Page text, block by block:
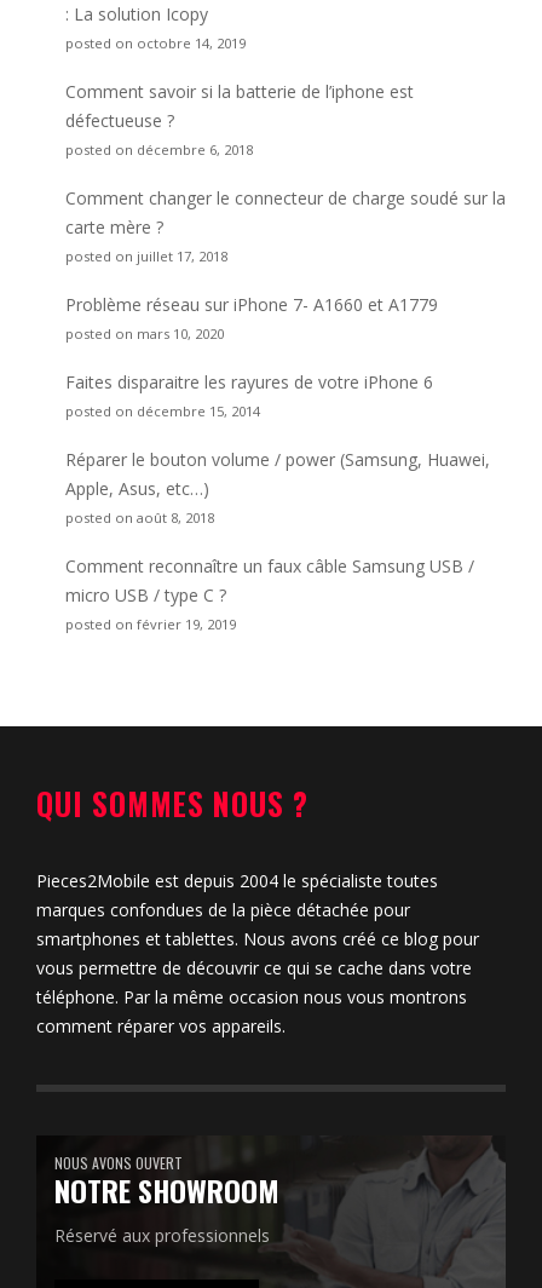
: La solution Icopy
posted on octobre 14, 2019
Comment savoir si la batterie de l’iphone est
défectueuse ?
posted on décembre 6, 2018
Comment changer le connecteur de charge soudé sur la
carte mère ?
posted on juillet 17, 2018
Problème réseau sur iPhone 7- A1660 et A1779
posted on mars 10, 2020
Faites disparaitre les rayures de votre iPhone 6
posted on décembre 15, 2014
Réparer le bouton volume / power (Samsung, Huawei,
Apple, Asus, etc…)
posted on août 8, 2018
Comment reconnaître un faux câble Samsung USB /
micro USB / type C ?
posted on février 19, 2019
QUI SOMMES NOUS ?
Pieces2Mobile est depuis 2004 le spécialiste toutes
marques confondues de la pièce détachée pour
smartphones et tablettes. Nous avons créé ce blog pour
vous permettre de découvrir ce qui se cache dans votre
téléphone. Par la même occasion nous vous montrons
comment réparer vos appareils.
NOUS AVONS OUVERT
NOTRE SHOWROOM
Réservé aux professionnels